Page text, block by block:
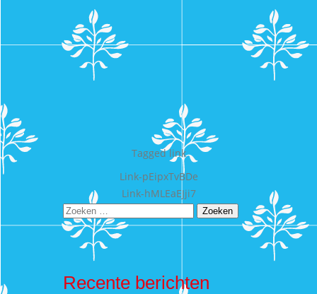
Taggedlink
navigatie
Link-pEipxTvBDe
Link-hMLEaEJji7
Zoeken
naar:
Recente berichten